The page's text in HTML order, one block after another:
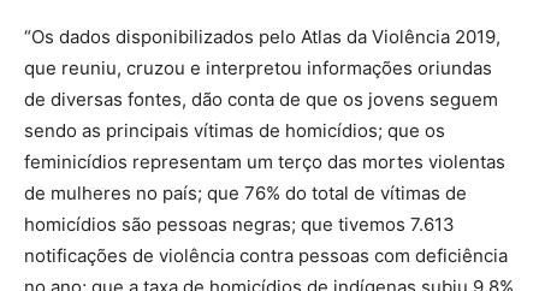
“Os dados disponibilizados pelo Atlas da Violência 2019,
que reuniu, cruzou e interpretou informações oriundas
de diversas fontes, dão conta de que os jovens seguem
sendo as principais vítimas de homicídios; que os
feminicídios representam um terço das mortes violentas
de mulheres no país; que 76% do total de vítimas de
homicídios são pessoas negras; que tivemos 7.613
notificações de violência contra pessoas com deficiência